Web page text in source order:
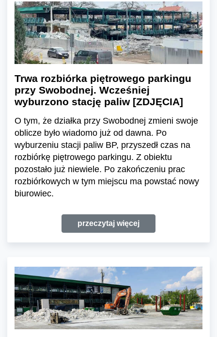
Trwa rozbiórka piętrowego parkingu
przy Swobodnej. Wcześniej
wyburzono stację paliw [ZDJĘCIA]
O tym, że działka przy Swobodnej zmieni swoje
oblicze było wiadomo już od dawna. Po
wyburzeniu stacji paliw BP, przyszedł czas na
rozbiórkę piętrowego parkingu. Z obiektu
pozostało już niewiele. Po zakończeniu prac
rozbiórkowych w tym miejscu ma powstać nowy
biurowiec.
przeczytaj więcej